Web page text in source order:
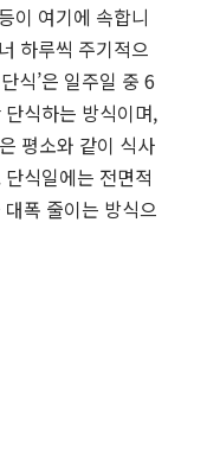
이 여기에 속합니
하루씩 주기적으
식’은 일주일 중 6
식하는 방식이며,
평소와 같이 식사
식일에는 전면적
폭 줄이는 방식으